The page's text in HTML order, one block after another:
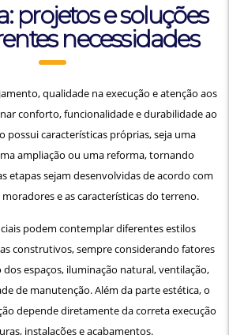
projetos e soluções
necessidades
qualidade na execução e atenção aos
conforto, funcionalidade e durabilidade ao
possui características próprias, seja uma
ampliação ou uma reforma, tornando
etapas sejam desenvolvidas de acordo com
moradores e as características do terreno.
podem contemplar diferentes estilos
construtivos, sempre considerando fatores
espaços, iluminação natural, ventilação,
de manutenção. Além da parte estética, o
depende diretamente da correta execução
instalações e acabamentos.